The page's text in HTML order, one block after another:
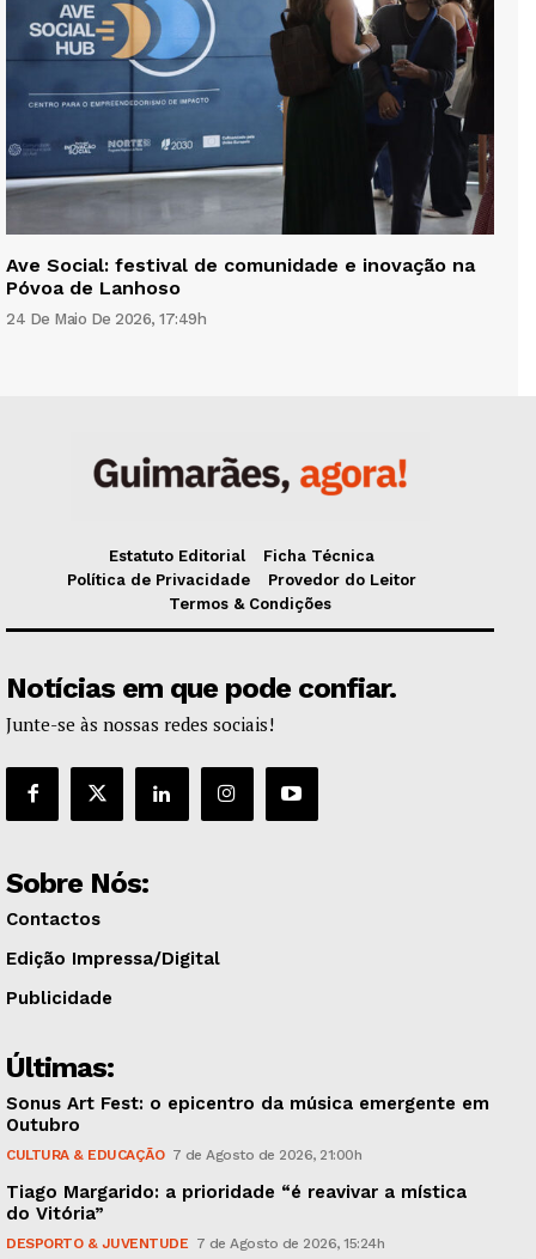
Ave Social: festival de comunidade e inovação na
Póvoa de Lanhoso
24 De Maio De 2026, 17:49h
Estatuto Editorial
Ficha Técnica
Política de Privacidade
Provedor do Leitor
Termos & Condições
Notícias em que pode confiar.
Junte-se às nossas redes sociais!
Sobre Nós:
Contactos
Edição Impressa/Digital
Publicidade
Últimas:
Sonus Art Fest: o epicentro da música emergente em
Outubro
CULTURA & EDUCAÇÃO 7 de Agosto de 2026, 21:00h
Tiago Margarido: a prioridade “é reavivar a mística
do Vitória”
DESPORTO & JUVENTUDE 7 de Agosto de 2026, 15:24h